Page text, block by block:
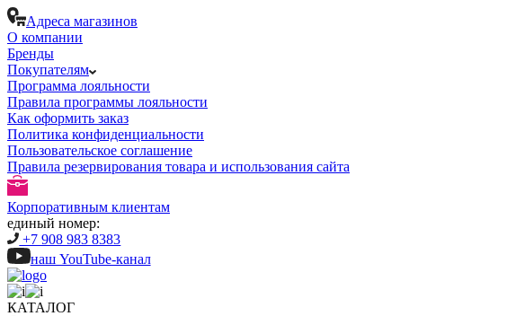
Адреса магазинов
О компании
Бренды
Покупателям
Программа лояльности
Правила программы лояльности
Как оформить заказ
Политика конфиденциальности
Пользовательское соглашение
Правила резервирования товара и использования сайта
Корпоративным клиентам
единый номер:
+7 908 983 8383
наш YouTube-канал
КАТАЛОГ